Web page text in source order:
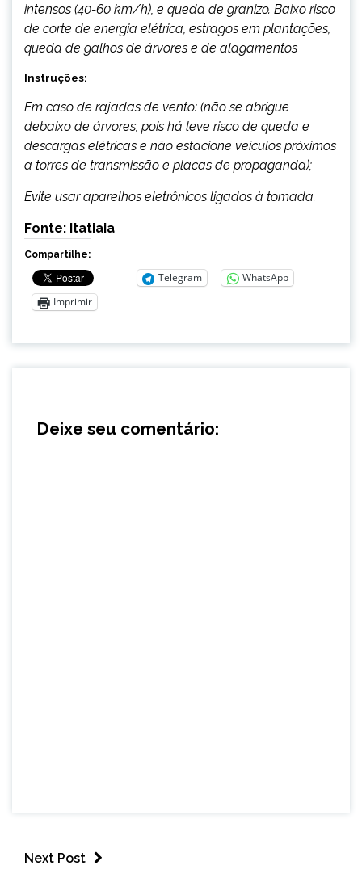
intensos (40-60 km/h), e queda de granizo. Baixo risco
de corte de energia elétrica, estragos em plantações,
queda de galhos de árvores e de alagamentos
Instruções:
Em caso de rajadas de vento: (não se abrigue
debaixo de árvores, pois há leve risco de queda e
descargas elétricas e não estacione veículos próximos
a torres de transmissão e placas de propaganda);
Evite usar aparelhos eletrônicos ligados à tomada.
Fonte: Itatiaia
Compartilhe:
Telegram
WhatsApp
Imprimir
Deixe seu comentário:
Next Post